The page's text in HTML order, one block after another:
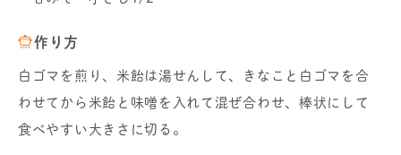
作り方
白ゴマを煎り、米飴は湯せんして、きなこと白ゴマを合
わせてから米飴と味噌を入れて混ぜ合わせ、棒状にして
食べやすい大きさに切る。